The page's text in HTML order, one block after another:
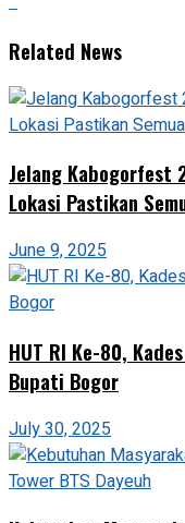
Related News
Jelang Kabogorfest
Lokasi Pastikan
June 9, 2025
HUT RI Ke-80,
Bupati Bogor
July 30, 2025